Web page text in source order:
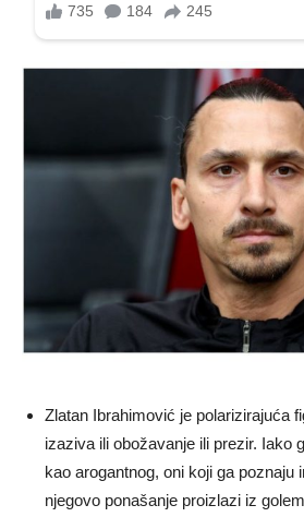
Zlatan Ibrahimović je polarizirajuća
izaziva ili obožavanje ili prezir. Iako
kao arogantnog, oni koji ga poznaju
njegovo ponašanje proizlazi iz